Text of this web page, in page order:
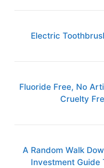
Electric
Fluoride Free, No
Cruelty
A Random Walk
Investment Guide